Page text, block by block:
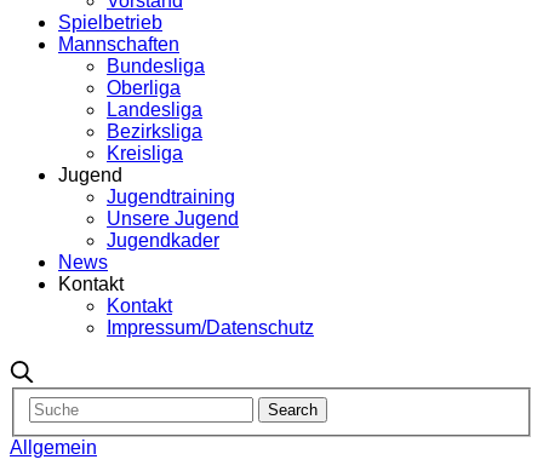
Spielbetrieb
Mannschaften
Bundesliga
Oberliga
Landesliga
Bezirksliga
Kreisliga
Jugend
Jugendtraining
Unsere Jugend
Jugendkader
News
Kontakt
Kontakt
Impressum/Datenschutz
Allgemein